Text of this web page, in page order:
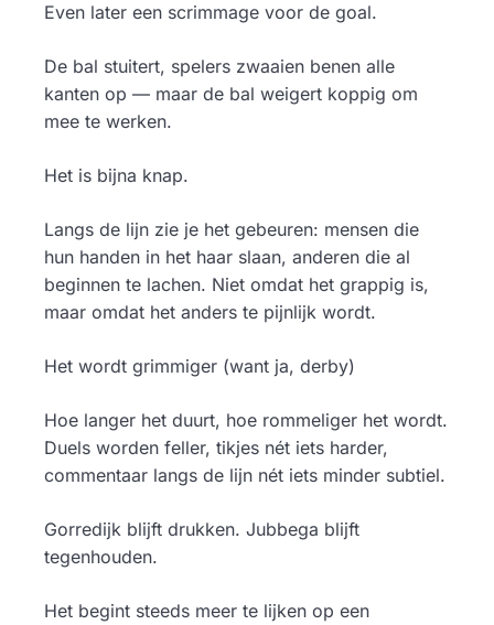
Even later een scrimmage voor de goal.
De bal stuitert, spelers zwaaien benen alle
kanten op — maar de bal weigert koppig om
mee te werken.
Het is bijna knap.
Langs de lijn zie je het gebeuren: mensen die
hun handen in het haar slaan, anderen die al
beginnen te lachen. Niet omdat het grappig is,
maar omdat het anders te pijnlijk wordt.
Het wordt grimmiger (want ja, derby)
Hoe langer het duurt, hoe rommeliger het wordt.
Duels worden feller, tikjes nét iets harder,
commentaar langs de lijn nét iets minder subtiel.
Gorredijk blijft drukken. Jubbega blijft
tegenhouden.
Het begint steeds meer te lijken op een